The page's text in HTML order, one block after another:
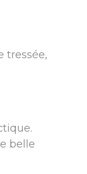
tressée,
belle